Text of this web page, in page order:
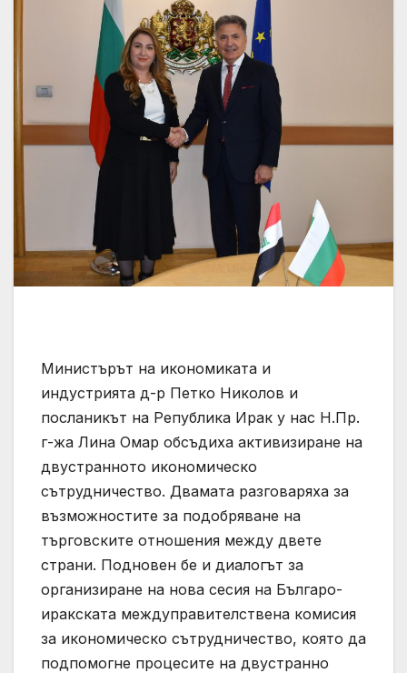
Министърът на икономиката и
индустрията д-р Петко Николов и
посланикът на Република Ирак у нас Н.Пр.
г-жа Лина Омар обсъдиха активизиране на
двустранното икономическо
сътрудничество. Двамата разговаряха за
възможностите за подобряване на
търговските отношения между двете
страни. Подновен бе и диалогът за
организиране на нова сесия на Българо-
иракската междуправителствена комисия
за икономическо сътрудничество, която да
подпомогне процесите на двустранно